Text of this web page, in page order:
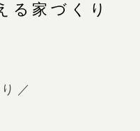
る家づくり
／